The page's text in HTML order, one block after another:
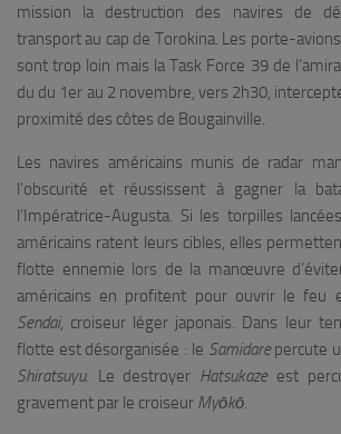
mission la destruction des navires de
transport au cap de Torokina. Les porte-
sont trop loin mais la Task Force 39 de
du du 1er au 2 novembre, vers 2h30,
proximité des côtes de Bougainville.
Les navires américains munis de radar
l’obscurité et réussissent à gagner la
l’Impératrice-Augusta. Si les torpilles
américains ratent leurs cibles, elles
flotte ennemie lors de la manœuvre
américains en profitent pour ouvrir le feu
Sendai, croiseur léger japonais. Dans leur
flotte est désorganisée : le Samidarepercute
Shiratsuyu. Le destroyer Hatsukazeest
gravement par le croiseur Myōkō.